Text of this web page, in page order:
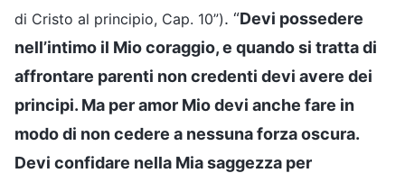
di Cristo al principio, Cap. 10”). “Devi possedere
nell’intimo il Mio coraggio, e quando si tratta di
affrontare parenti non credenti devi avere dei
principi. Ma per amor Mio devi anche fare in
modo di non cedere a nessuna forza oscura.
Devi confidare nella Mia saggezza per